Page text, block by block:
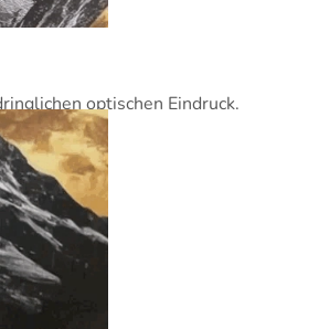
optischen Eindruck.